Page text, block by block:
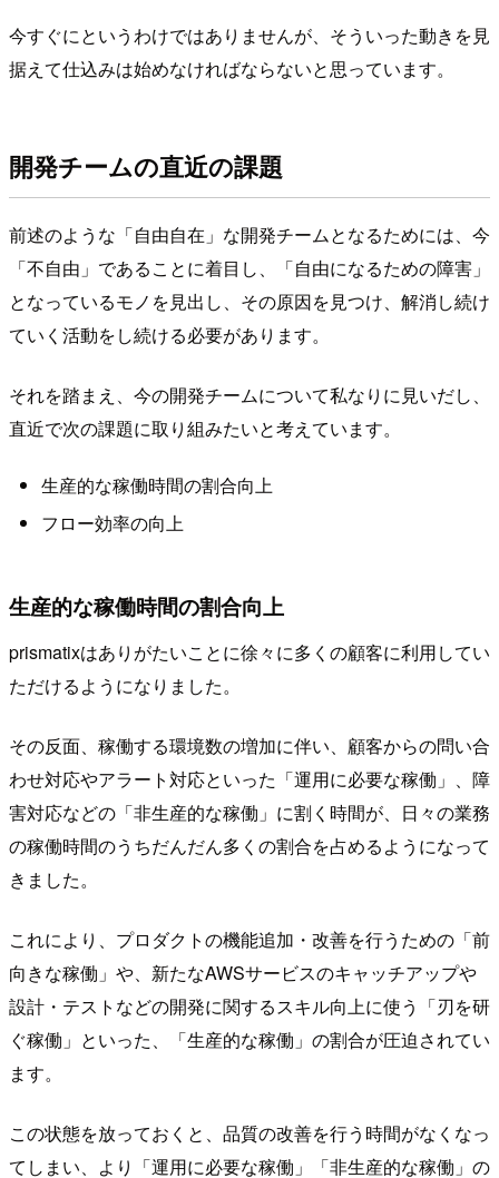
今すぐにというわけではありませんが、そういった動きを見
据えて仕込みは始めなければならないと思っています。
開発チームの直近の課題
前述のような「自由自在」な開発チームとなるためには、今
「不自由」であることに着目し、「自由になるための障害」
となっているモノを見出し、その原因を見つけ、解消し続け
ていく活動をし続ける必要があります。
それを踏まえ、今の開発チームについて私なりに見いだし、
直近で次の課題に取り組みたいと考えています。
生産的な稼働時間の割合向上
フロー効率の向上
生産的な稼働時間の割合向上
prismatixはありがたいことに徐々に多くの顧客に利用してい
ただけるようになりました。
その反面、稼働する環境数の増加に伴い、顧客からの問い合
わせ対応やアラート対応といった「運用に必要な稼働」、障
害対応などの「非生産的な稼働」に割く時間が、日々の業務
の稼働時間のうちだんだん多くの割合を占めるようになって
きました。
これにより、プロダクトの機能追加・改善を行うための「前
向きな稼働」や、新たなAWSサービスのキャッチアップや
設計・テストなどの開発に関するスキル向上に使う「刃を研
ぐ稼働」といった、「生産的な稼働」の割合が圧迫されてい
ます。
この状態を放っておくと、品質の改善を行う時間がなくなっ
てしまい、より「運用に必要な稼働」「非生産的な稼働」の